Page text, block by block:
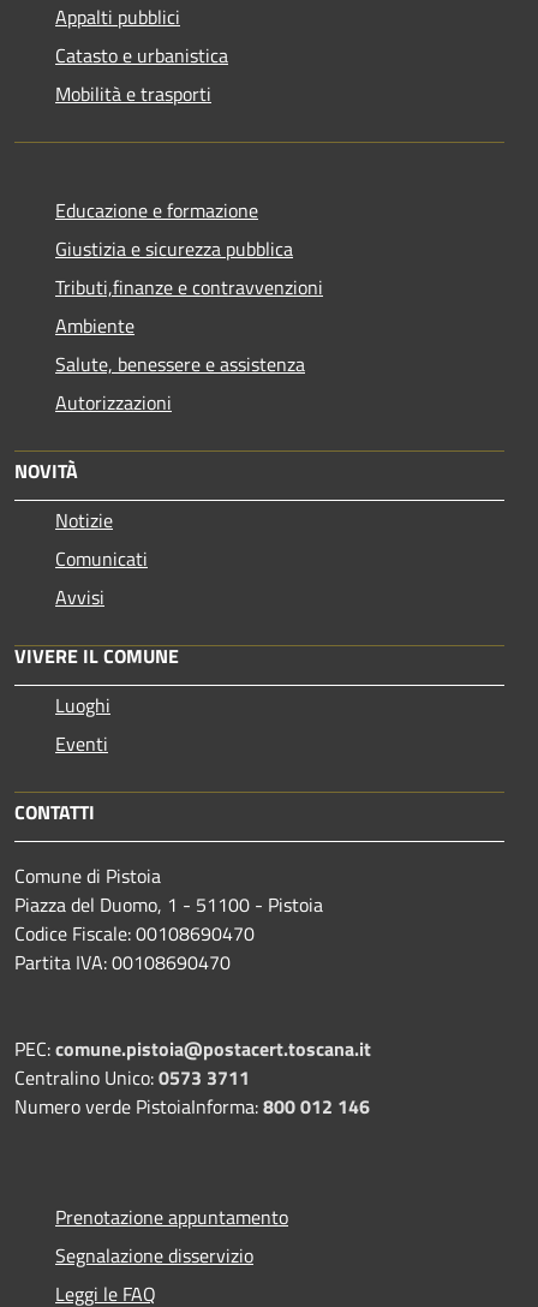
Appalti pubblici
Catasto e urbanistica
Mobilità e trasporti
Educazione e formazione
Giustizia e sicurezza pubblica
Tributi,finanze e contravvenzioni
Ambiente
Salute, benessere e assistenza
Autorizzazioni
NOVITÀ
Notizie
Comunicati
Avvisi
VIVERE IL COMUNE
Luoghi
Eventi
CONTATTI
Comune di Pistoia
Piazza del Duomo, 1 - 51100 - Pistoia
Codice Fiscale: 00108690470
Partita IVA: 00108690470
PEC:comune.pistoia@postacert.toscana.it
Centralino Unico:0573 3711
Numero verde PistoiaInforma:800 012 146
Prenotazione appuntamento
Segnalazione disservizio
Leggi le FAQ